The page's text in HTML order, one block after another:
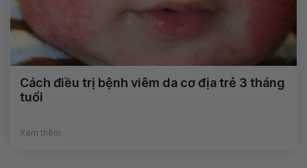
Cách điều trị bệnh viêm da cơ địa trẻ 3 tháng
tuổi
Xem thêm